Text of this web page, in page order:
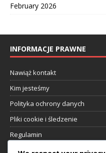
February 2026
INFORMACJE PRAWNE
Nawiąż kontakt
Kim jesteśmy
Polityka ochrony danych
Pliki cookie i śledzenie
Regulamin